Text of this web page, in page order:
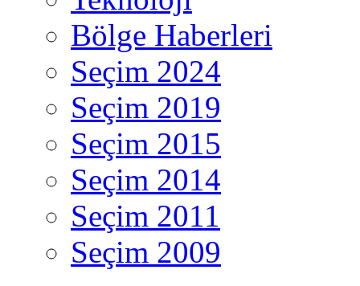
Bölge Haberleri
Seçim 2024
Seçim 2019
Seçim 2015
Seçim 2014
Seçim 2011
Seçim 2009